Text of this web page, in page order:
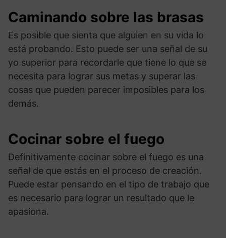
Caminando sobre las brasas
Es posible que sienta que alguien en su vida lo
está probando. Esto puede ser una señal de su
yo superior para recordarle que tiene lo que se
necesita para lograr sus metas y superar las
cosas que pueden parecer imposibles para los
demás.
Cocinar sobre el fuego
Definitivamente cocinar sobre el fuego es una
señal de que estás en el proceso de creación.
Puede estar pensando en el tipo de trabajo que
es necesario para lograr un resultado que le
apasiona.